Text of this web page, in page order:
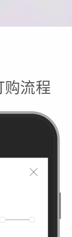
购流程